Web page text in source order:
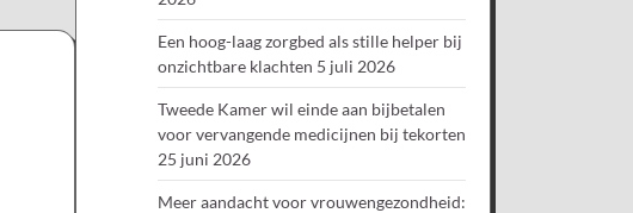
Een hoog-laag zorgbed als stille helper bij
onzichtbare klachten 5 juli 2026
Tweede Kamer wil einde aan bijbetalen
voor vervangende medicijnen bij tekorten
25 juni 2026
Meer aandacht voor vrouwengezondheid: